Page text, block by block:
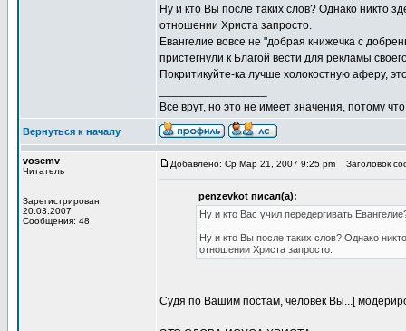
Ну и кто Вы после таких слов? Однако никто
отношении Христа запросто.
Евангелие вовсе не "добрая книжечка с
пристегнули к Благой вести для рекламы
Покритикуйте-ка лучше холокостную аферу,
Все врут, но это не имеет значения, потому
Вернуться к началу
vosemv
Читатель
Зарегистрирован:
20.03.2007
Сообщения: 48
Добавлено: Ср Мар 21, 2007 9:25 pm Заголовок
penzevkot писал(а):
Ну и кто Вас учил передергивать
Ну и кто Вы после таких слов? Однако
отношении Христа запросто.
Судя по Вашим постам, человек Вы...[